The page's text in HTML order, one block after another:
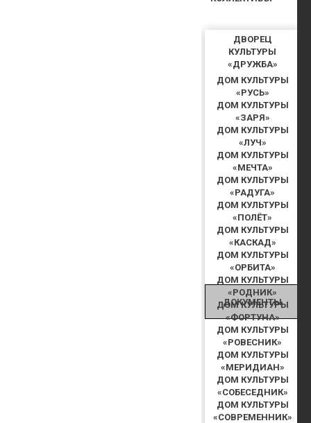
ДВОРЕЦ
КУЛЬТУРЫ
«ДРУЖБА»
ДОМ КУЛЬТУРЫ
«РУСЬ»
ДОМ КУЛЬТУРЫ
«ЗАРЯ»
ДОМ КУЛЬТУРЫ
«ЛУЧ»
ДОМ КУЛЬТУРЫ
«МЕЧТА»
ДОМ КУЛЬТУРЫ
«РАДУГА»
ДОМ КУЛЬТУРЫ
«ПОЛЁТ»
ДОМ КУЛЬТУРЫ
«КАСКАД»
ДОМ КУЛЬТУРЫ
«ОРБИТА»
ДОМ КУЛЬТУРЫ
«РОДНИК»
ДОМ КУЛЬТУРЫ
«ФОРТУНА»
ДОМ КУЛЬТУРЫ
«РОВЕСНИК»
ДОМ КУЛЬТУРЫ
«МЕРИДИАН»
ДОМ КУЛЬТУРЫ
«СОБЕСЕДНИК»
ДОМ КУЛЬТУРЫ
«СОВРЕМЕННИК»
ДОКУМЕНТЫ